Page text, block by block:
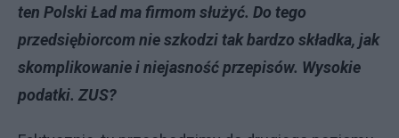
ten Polski Ład ma firmom służyć. Do tego
przedsiębiorcom nie szkodzi tak bardzo składka, jak
skomplikowanie i niejasność przepisów. Wysokie
podatki. ZUS?